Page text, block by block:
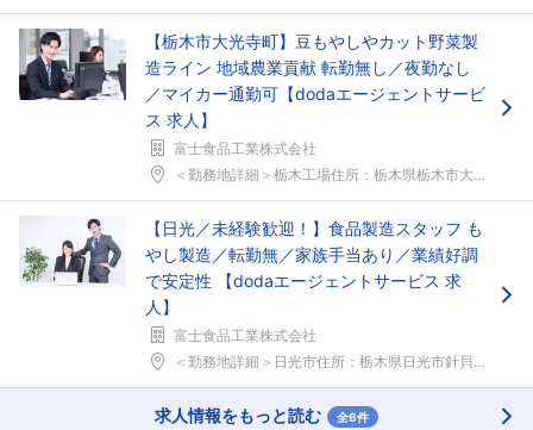
フォローしました
【栃木市大光寺町】豆もやしやカット野菜製
造ライン 地域農業貢献 転勤無し／夜勤なし
／マイカー通勤可【dodaエージェントサービ
ス 求人】
富士食品工業株式会社
＜勤務地詳細＞栃木工場住所：栃木県栃木市大光寺町6...
【日光／未経験歓迎！】食品製造スタッフ も
やし製造／転勤無／家族手当あり／業績好調
で安定性 【dodaエージェントサービス 求
人】
富士食品工業株式会社
＜勤務地詳細＞日光市住所：栃木県日光市針貝188番...
求人情報をもっと読む 全6件